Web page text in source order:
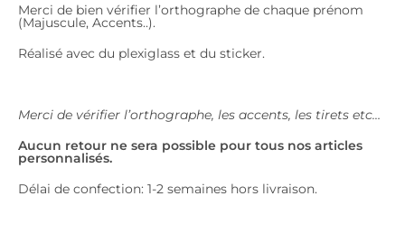
Merci de bien vérifier l’orthographe de chaque prénom
(Majuscule, Accents..).
Réalisé avec du plexiglass et du sticker.
Merci de vérifier l’orthographe, les accents, les tirets etc…
Aucun retour ne sera possible pour tous nos articles
personnalisés.
Délai de confection: 1-2 semaines hors livraison.